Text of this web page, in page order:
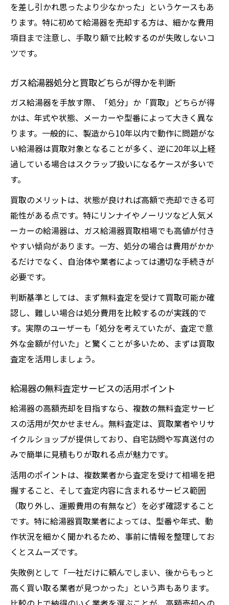
を差し引かれ思ったより少なかった」というケースもあ
ります。特に初めて給湯器を売却する方は、細かな費用
項目まで注意し、手取り額で比較するのが失敗しないコ
ツです。
ガス給湯器処分と買取どちらが得かを判断
ガス給湯器を手放す際、「処分」か「買取」どちらが得
かは、年式や状態、メーカーや型番によって大きく異な
ります。一般的に、製造から10年以内で動作に問題がな
い給湯器は買取対象となることが多く、逆に20年以上経
過している場合はスクラップ扱いになるケースが多いで
す。
買取のメリットは、状態が良ければ高額で売却できる可
能性がある点です。特にリンナイやノーリツなど人気メ
ーカーの給湯器は、ガス給湯器買取相場でも高値が付き
やすい傾向があります。一方、処分の場合は費用がかか
るだけでなく、自治体や業者によっては適切な手続きが
必要です。
判断基準としては、まず無料査定を受けて買取可能か確
認し、難しい場合は処分費用を比較するのが実践的で
す。実際のユーザーも「処分を考えていたが、査定で意
外な金額が付いた」と驚くことが多いため、まずは買取
査定を活用しましょう。
給湯器の無料査定サービスの活用ポイント
給湯器の高額売却を目指すなら、複数の無料査定サービ
スの活用が欠かせません。無料査定は、買取業者やリサ
イクルショップが提供しており、自宅訪問や写真送付の
みで簡単に見積もりが取れる点が魅力です。
活用のポイントは、複数業者から査定を受けて相場を把
握すること、そして査定内容に含まれるサービス範囲
（取り外し、運搬費用の有無など）を必ず確認すること
です。特に給湯器買取業者によっては、型番や年式、動
作状況を細かく聞かれるため、事前に情報を整理してお
くとスムーズです。
失敗例として「一社だけに頼んでしまい、後からもっと
高く買い取る業者が見つかった」という声もあります。